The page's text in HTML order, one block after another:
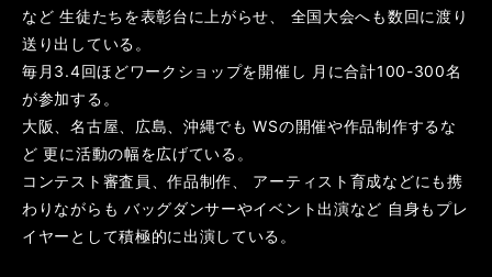
など 生徒たちを表彰台に上がらせ、 全国大会へも数回に渡り
送り出している。
毎月3.4回ほどワークショップを開催し 月に合計100-300名
が参加する。
大阪、名古屋、広島、沖縄でも WSの開催や作品制作するな
ど 更に活動の幅を広げている。
コンテスト審査員、作品制作、 アーティスト育成などにも携
わりながらも バッグダンサーやイベント出演など 自身もプレ
イヤーとして積極的に出演している。